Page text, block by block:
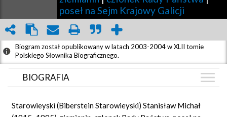
poseł na Sejm Krajowy Galicji
Biogram został opublikowany w latach 2003-2004 w XLII tomie
Polskiego Słownika Biograficznego.
BIOGRAFIA
Starowieyski(Biberstein Starowieyski) Stanisław Michał